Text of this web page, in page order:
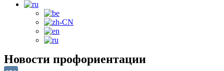
Новости профориентации